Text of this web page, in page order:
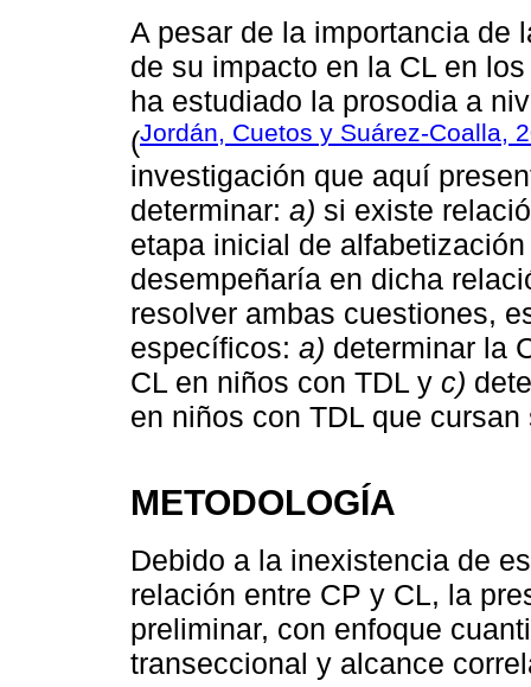
A pesar de la importancia de
de su impacto en la CL en
ha estudiado la prosodia a
(Jordán, Cuetos y Suárez-Coalla,
investigación que aquí
determinar: a) si existe
etapa inicial de
desempeñaría en dicha
resolver ambas cuestiones,
específicos: a) determinar la
CL en niños con TDL y c)
en niños con TDL que
METODOLOGÍA
Debido a la inexistencia de
relación entre CP y CL, la
preliminar, con enfoque
transeccional y alcance